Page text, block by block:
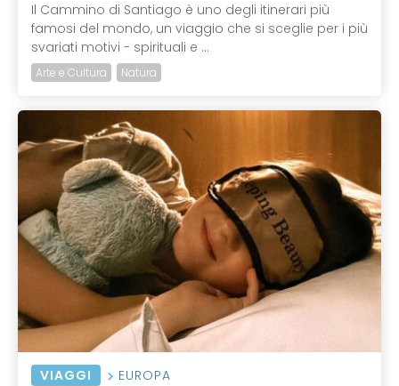
Il Cammino di Santiago è uno degli itinerari più
famosi del mondo, un viaggio che si sceglie per i più
svariati motivi - spirituali e ...
Arte e Cultura Natura
VIAGGI EUROPA